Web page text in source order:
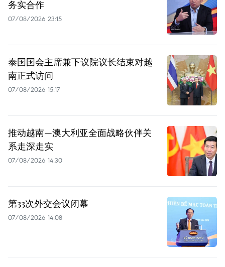
务实合作
07/08/2026 23:15
泰国国会主席兼下议院议长结束对越
南正式访问
07/08/2026 15:17
推动越南—澳大利亚全面战略伙伴关
系走深走实
07/08/2026 14:30
第33次外交会议闭幕
07/08/2026 14:08